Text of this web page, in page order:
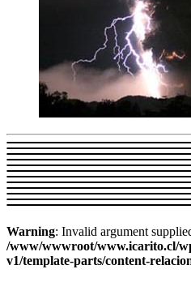
Warning: Invalid argument
/www/wwwroot/www.icarito.cl/
v1/template-parts/content-